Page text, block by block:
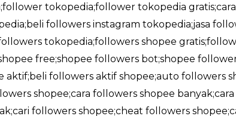
tokopedia;follower tokopedia
followers instagram tokopedia;jasa
tokopedia;followers shopee
free;shopee followers bot;shopee
aktif;beli followers aktif shopee;auto followers
shopee;cara followers shopee
followers shopee;cheat followers